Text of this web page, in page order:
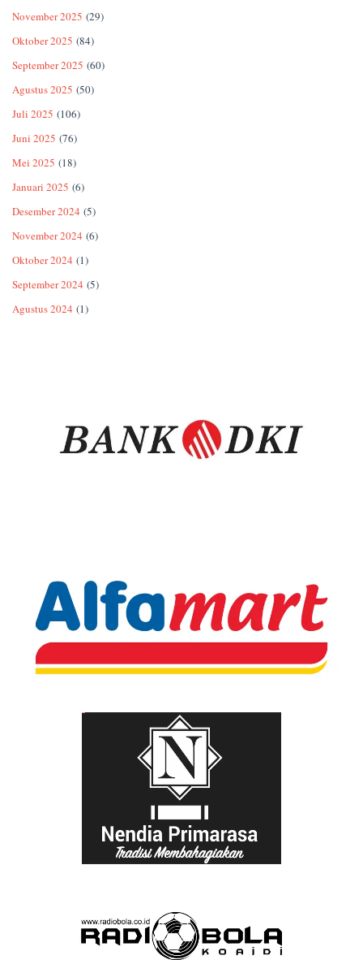
November 2025 (29)
Oktober 2025 (84)
September 2025 (60)
Agustus 2025 (50)
Juli 2025 (106)
Juni 2025 (76)
Mei 2025 (18)
Januari 2025 (6)
Desember 2024 (5)
November 2024 (6)
Oktober 2024 (1)
September 2024 (5)
Agustus 2024 (1)